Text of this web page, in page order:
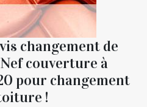
changement de
couverture à
pour changement
!